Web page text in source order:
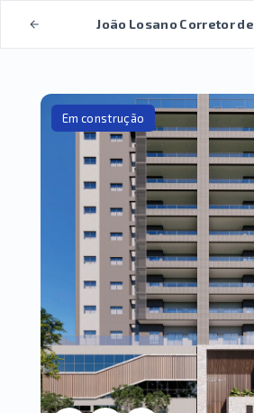
João Losano Corretor
Em construção